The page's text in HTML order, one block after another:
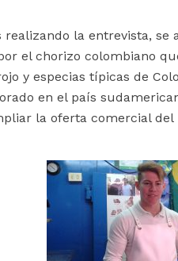
realizando la entrevista,
el chorizo colombiano
y especias típicas de
en el país
la oferta comercial del